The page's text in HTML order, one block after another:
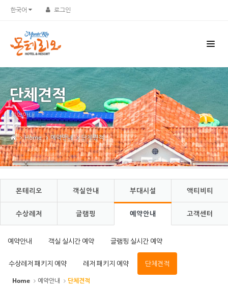
한국어 로그인
단체견적
예약안내
Home 예약안내 단체견적
몬테리오 객실안내 부대시설 액티비티
수상레저 글램핑 예약안내 고객센터
예약안내 객실 실시간 예약 글램핑 실시간 예약
수상레저 패키지 예약 레저 패키지 예약 단체견적
Home 예약안내 단체견적